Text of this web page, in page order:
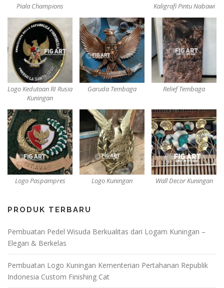
Piala Champions Kaligrafi Pintu Nabawi
Logo Kedutaan RI Rusia
Kuningan
Garuda Tembaga Relief Tembaga
Logo Paspampres Logo Kuningan Wall Decor Kuningan
PRODUK TERBARU
Pembuatan Pedel Wisuda Berkualitas dari Logam Kuningan –
Elegan & Berkelas
Pembuatan Logo Kuningan Kementerian Pertahanan Republik
Indonesia Custom Finishing Cat